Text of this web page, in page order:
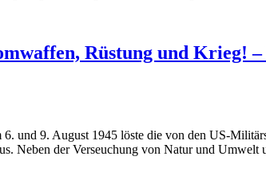
Rüstung und Krieg!
und 9. August 1945 löste die von den US-
Neben der Verseuchung von Natur und